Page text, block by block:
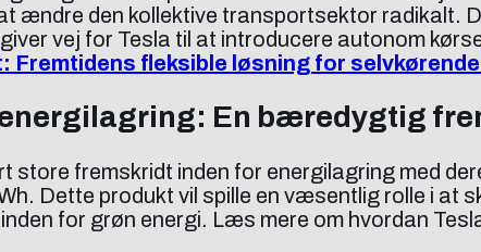
ændre den kollektive transportsektor radikalt.
vej for Tesla til at introducere autonom
Fremtidens fleksible løsning for
En bæredygtig
store fremskridt inden for energilagring med
Dette produkt vil spille en væsentlig rolle i
for grøn energi. Læs mere om hvordan